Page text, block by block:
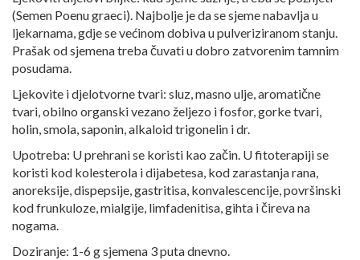
(Semen Poenu graeci). Najbolje je da se sjeme nabavlja u
ljekarnama, gdje se većinom dobiva u pulveriziranom stanju.
Prašak od sjemena treba čuvati u dobro zatvorenim tamnim
posudama.
Ljekovite i djelotvorne tvari: sluz, masno ulje, aromatične
tvari, obilno organski vezano željezo i fosfor, gorke tvari,
holin, smola, saponin, alkaloid trigonelin i dr.
Upotreba: U prehrani se koristi kao začin. U fitoterapiji se
koristi kod kolesterola i dijabetesa, kod zarastanja rana,
anoreksije, dispepsije, gastritisa, konvalescencije, površinski
kod frunkuloze, mialgije, limfadenitisa, gihta i čireva na
nogama.
Doziranje: 1-6 g sjemena 3 puta dnevno.